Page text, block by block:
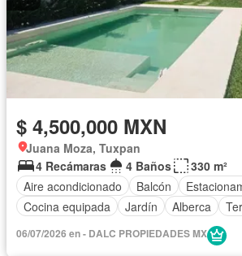
$ 4,500,000 MXN
Juana Moza, Tuxpan
4 Recámaras
4 Baños
330 m²
Aire acondicionado
Balcón
Cocina equipada
Jardín Alberca
06/07/2026 en - DALC PROPIEDADES MX